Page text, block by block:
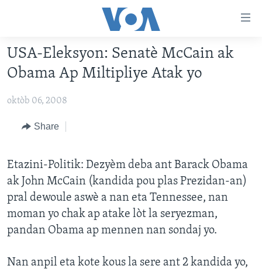
Skip
main
Skip
Skip
to
Search
AMERIK LATIN
ENTÈNASYONAL
FLASHPOINT IKRÈN
Learning English
SUIV NOU
USA-Eleksyon: Senatè McCain ak
Obama Ap Miltipliye Atak yo
oktòb 06, 2008
Share
Etazini-Politik: Dezyèm deba ant Barack Obama
ak John McCain (kandida pou plas Prezidan-an)
pral dewoule aswè a nan eta Tennessee, nan
moman yo chak ap atake lòt la seryezman,
pandan Obama ap mennen nan sondaj yo.
Nan anpil eta kote kous la sere ant 2 kandida yo,